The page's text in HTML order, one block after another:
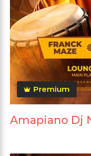
Premium
Amapiano Dj